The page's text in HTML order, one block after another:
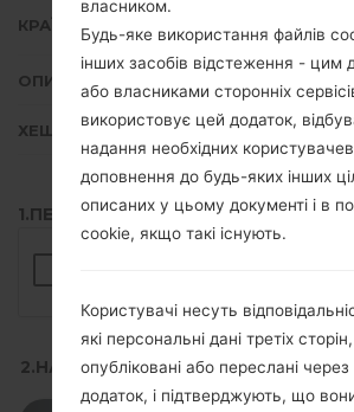
КРАЇНА
ОПИС
ХЕШ
1.ПЕРЕВІРТИ НАЯВНІСТЬ RECAPTCHA
2.НАТИСНІТЬ, ЩОБ ЗАВАНТАЖИТИ
власником.
Будь-яке використання файлів
інших засобів відстеження - цим
або власниками сторонніх
використовує цей додаток,
надання необхідних
доповнення до будь-яких інших
описаних у цьому документі і в
cookie, якщо такі існують.
Користувачі несуть
які персональні дані третіх
опубліковані або переслані
додаток, і підтверджують, що